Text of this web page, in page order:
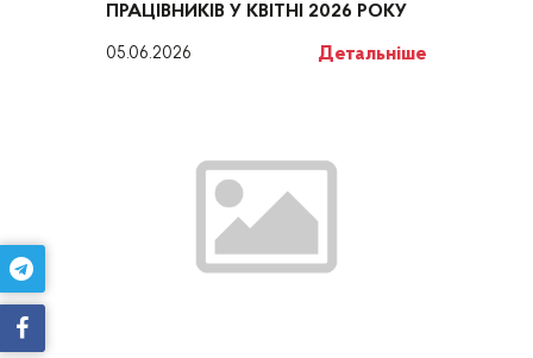
ПРАЦІВНИКІВ У КВІТНІ 2026 РОКУ
05.06.2026 Детальніше